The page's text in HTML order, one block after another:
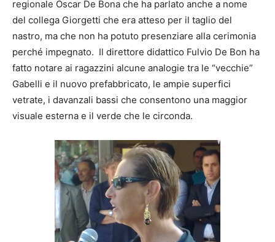
regionale Oscar De Bona che ha parlato anche a nome
del collega Giorgetti che era atteso per il taglio del
nastro, ma che non ha potuto presenziare alla cerimonia
perché impegnato. Il direttore didattico Fulvio De Bon ha
fatto notare ai ragazzini alcune analogie tra le “vecchie”
Gabelli e il nuovo prefabbricato, le ampie superfici
vetrate, i davanzali bassi che consentono una maggior
visuale esterna e il verde che le circonda.